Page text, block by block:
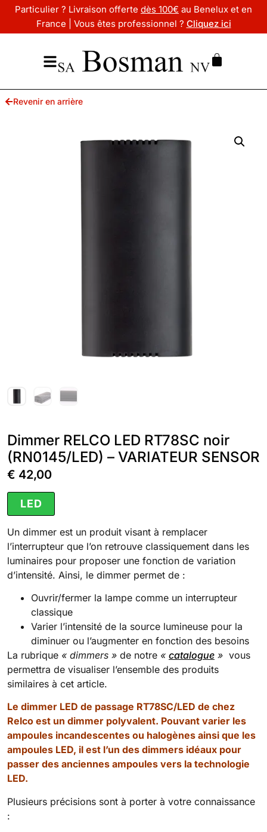
Particulier ? Livraison offerte dès 100€ au Benelux et en
France | Vous êtes professionnel ? Cliquez ici
Revenir en arrière
Dimmer RELCO LED RT78SC noir
(RN0145/LED) – VARIATEUR SENSOR
€ 42,00
LED
Un dimmer est un produit visant à remplacer
l’interrupteur que l’on retrouve classiquement dans les
luminaires pour proposer une fonction de variation
d’intensité. Ainsi, le dimmer permet de :
Ouvrir/fermer la lampe comme un interrupteur
classique
Varier l’intensité de la source lumineuse pour la
diminuer ou l’augmenter en fonction des besoins
La rubrique « dimmers » de notre « catalogue » vous
permettra de visualiser l’ensemble des produits
similaires à cet article.
Le dimmer LED de passage RT78SC/LED de chez
Relco est un dimmer polyvalent. Pouvant varier les
ampoules incandescentes ou halogènes ainsi que les
ampoules LED, il est l’un des dimmers idéaux pour
passer des anciennes ampoules vers la technologie
LED.
Plusieurs précisions sont à porter à votre connaissance
: